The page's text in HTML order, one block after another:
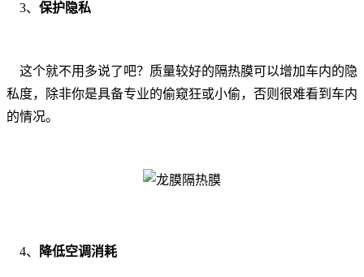
3、 保护隐私
这个就不用多说了吧？质量较好的隔热膜可以增加车内的隐
私度，除非你是具备专业的偷窥狂或小偷，否则很难看到车内
的情况。
4、 降低空调消耗